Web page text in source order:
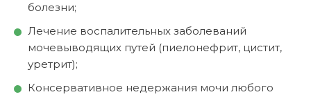
болезни;
Лечение воспалительных заболеваний
мочевыводящих путей (пиелонефрит, цистит,
уретрит);
Консервативное недержания мочи любого